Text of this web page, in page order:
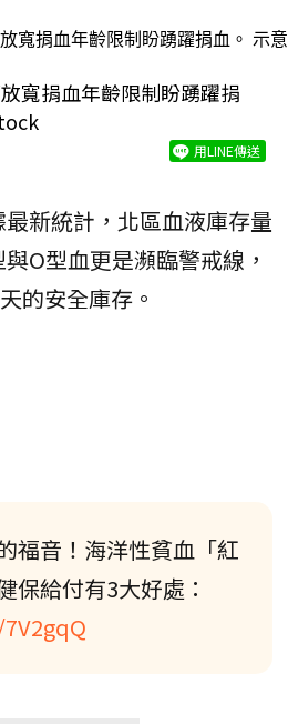
寬捐血年齡限制盼踴躍捐
用LINE傳送
新統計，北區血液庫存量
O型血更是瀕臨警戒線，
的安全庫存。
福音！海洋性貧血「紅
保給付有3大好處：